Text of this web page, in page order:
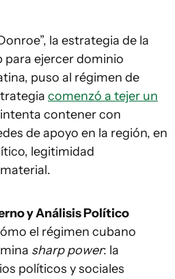
la estrategia de la
ejercer dominio
puso al régimen de
comenzó a tejer un
intenta contener con
de apoyo en la región, en
legitimidad
y Análisis Político
el régimen cubano
sharp power: la
políticos y sociales